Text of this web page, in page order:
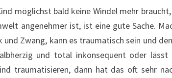
möglichst bald keine Windel mehr
angenehmer ist, ist eine gute Sache.
Zwang, kann es traumatisch sein und
und total inkonsequent oder lässt
traumatisieren, dann hat das oft sehr